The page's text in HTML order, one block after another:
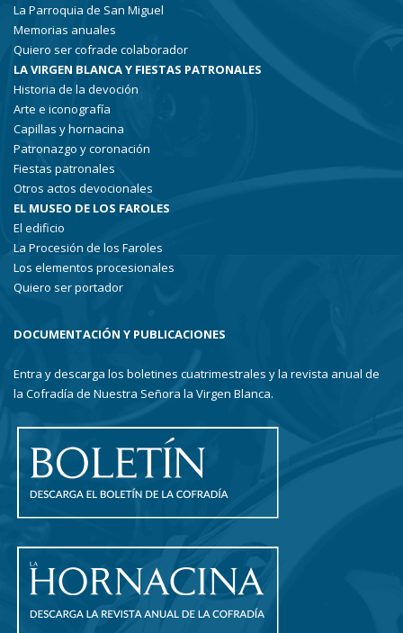
La Parroquia de San Miguel
Memorias anuales
Quiero ser cofrade colaborador
LA VIRGEN BLANCA Y FIESTAS PATRONALES
Historia de la devoción
Arte e iconografía
Capillas y hornacina
Patronazgo y coronación
Fiestas patronales
Otros actos devocionales
EL MUSEO DE LOS FAROLES
El edificio
La Procesión de los Faroles
Los elementos procesionales
Quiero ser portador
DOCUMENTACIÓN Y PUBLICACIONES
Entra y descarga los boletines cuatrimestrales y la revista anual de
la Cofradía de Nuestra Señora la Virgen Blanca.